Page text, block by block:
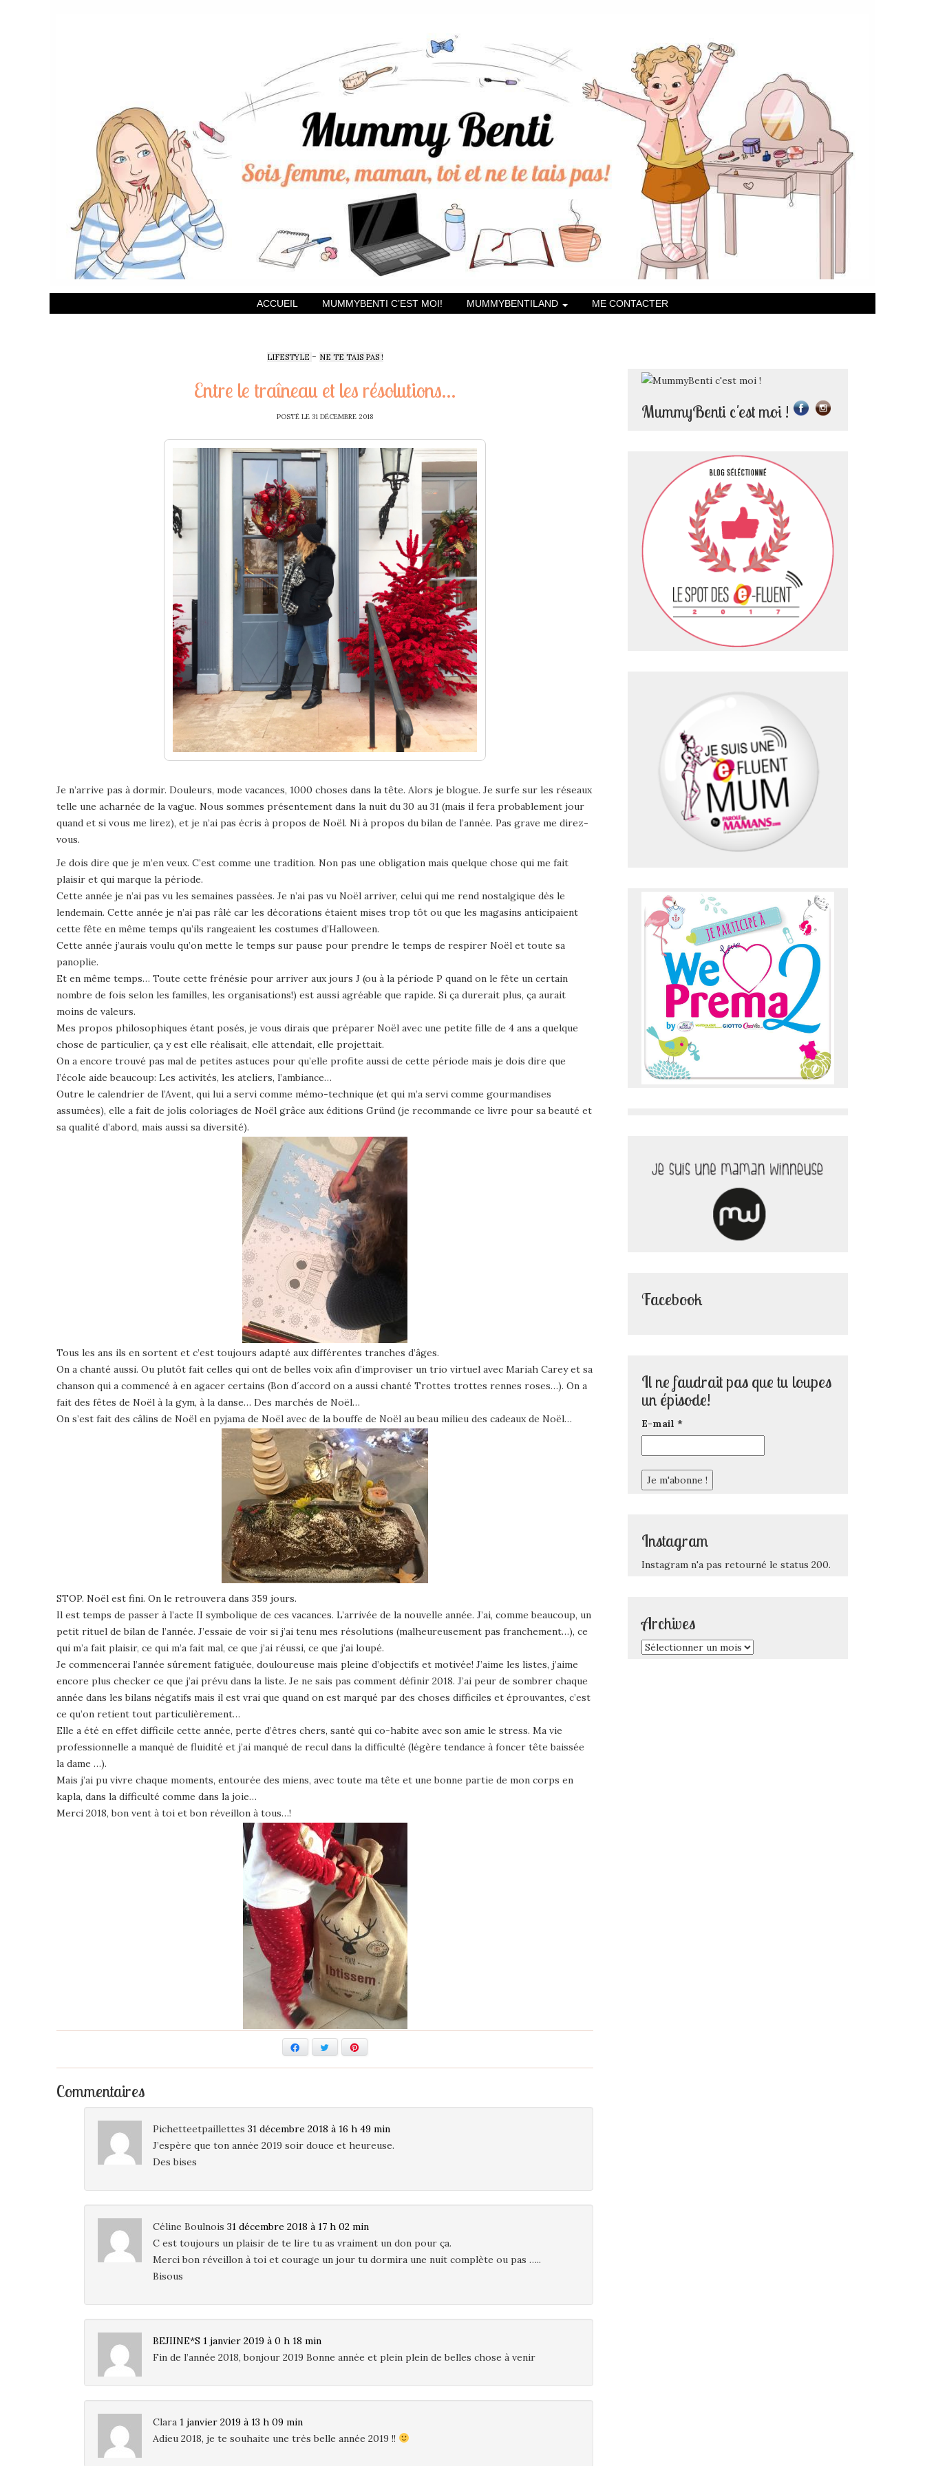
ACCUEIL MUMMYBENTI C’EST MOI! MUMMYBENTILAND ME CONTACTER
LIFESTYLE - NE TE TAIS PAS !
Entre le traîneau et les résolutions…
POSTÉ LE 31 DÉCEMBRE 2018
Je n’arrive pas à dormir. Douleurs, mode vacances, 1000 choses dans la tête. Alors je blogue. Je surfe sur les réseaux
telle une acharnée de la vague. Nous sommes présentement dans la nuit du 30 au 31 (mais il fera probablement jour
quand et si vous me lirez), et je n’ai pas écris à propos de Noël. Ni à propos du bilan de l’année. Pas grave me direz-
vous.
Je dois dire que je m’en veux. C’est comme une tradition. Non pas une obligation mais quelque chose qui me fait
plaisir et qui marque la période.
Cette année je n’ai pas vu les semaines passées. Je n’ai pas vu Noël arriver, celui qui me rend nostalgique dès le
lendemain. Cette année je n’ai pas râlé car les décorations étaient mises trop tôt ou que les magasins anticipaient
cette fête en même temps qu’ils rangeaient les costumes d’Halloween.
Cette année j’aurais voulu qu’on mette le temps sur pause pour prendre le temps de respirer Noël et toute sa
panoplie.
Et en même temps… Toute cette frénésie pour arriver aux jours J (ou à la période P quand on le fête un certain
nombre de fois selon les familles, les organisations!) est aussi agréable que rapide. Si ça durerait plus, ça aurait
moins de valeurs.
Mes propos philosophiques étant posés, je vous dirais que préparer Noël avec une petite fille de 4 ans a quelque
chose de particulier, ça y est elle réalisait, elle attendait, elle projettait.
On a encore trouvé pas mal de petites astuces pour qu’elle profite aussi de cette période mais je dois dire que
l’école aide beaucoup: Les activités, les ateliers, l’ambiance…
Outre le calendrier de l’Avent, qui lui a servi comme mémo-technique (et qui m’a servi comme gourmandises
assumées), elle a fait de jolis coloriages de Noël grâce aux éditions Gründ (je recommande ce livre pour sa beauté et
sa qualité d’abord, mais aussi sa diversité).
Tous les ans ils en sortent et c’est toujours adapté aux différentes tranches d’âges.
On a chanté aussi. Ou plutôt fait celles qui ont de belles voix afin d’improviser un trio virtuel avec Mariah Carey et sa
chanson qui a commencé à en agacer certains (Bon d´accord on a aussi chanté Trottes trottes rennes roses…). On a
fait des fêtes de Noël à la gym, à la danse… Des marchés de Noël…
On s’est fait des câlins de Noël en pyjama de Noël avec de la bouffe de Noël au beau milieu des cadeaux de Noël…
STOP. Noël est fini. On le retrouvera dans 359 jours.
Il est temps de passer à l’acte II symbolique de ces vacances. L’arrivée de la nouvelle année. J’ai, comme beaucoup, un
petit rituel de bilan de l’année. J’essaie de voir si j’ai tenu mes résolutions (malheureusement pas franchement…), ce
qui m’a fait plaisir, ce qui m’a fait mal, ce que j’ai réussi, ce que j’ai loupé.
Je commencerai l’année sûrement fatiguée, douloureuse mais pleine d’objectifs et motivée! J’aime les listes, j’aime
encore plus checker ce que j’ai prévu dans la liste. Je ne sais pas comment définir 2018. J’ai peur de sombrer chaque
année dans les bilans négatifs mais il est vrai que quand on est marqué par des choses difficiles et éprouvantes, c’est
ce qu’on retient tout particulièrement…
Elle a été en effet difficile cette année, perte d’êtres chers, santé qui co-habite avec son amie le stress. Ma vie
professionnelle a manqué de fluidité et j’ai manqué de recul dans la difficulté (légère tendance à foncer tête baissée
la dame …).
Mais j’ai pu vivre chaque moments, entourée des miens, avec toute ma tête et une bonne partie de mon corps en
kapla, dans la difficulté comme dans la joie…
Merci 2018, bon vent à toi et bon réveillon à tous…!
FacebookTwitter
Commentaires
Pichetteetpaillettes 31 décembre 2018 à 16 h 49 min
J’espère que ton année 2019 soir douce et heureuse.
Des bises
Céline Boulnois 31 décembre 2018 à 17 h 02 min
C est toujours un plaisir de te lire tu as vraiment un don pour ça.
Merci bon réveillon à toi et courage un jour tu dormira une nuit complète ou pas …..
Bisous
BEJIINE*S 1 janvier 2019 à 0 h 18 min
Fin de l’année 2018, bonjour 2019 Bonne année et plein plein de belles chose à venir
Clara 1 janvier 2019 à 13 h 09 min
Adieu 2018, je te souhaite une très belle année 2019 !!
MummyBenti c'est moi !
Facebook
Il ne faudrait pas que tu loupes
un épisode!
E-mail *
Instagram
Instagram n'a pas retourné le status 200.
Archives
Archives